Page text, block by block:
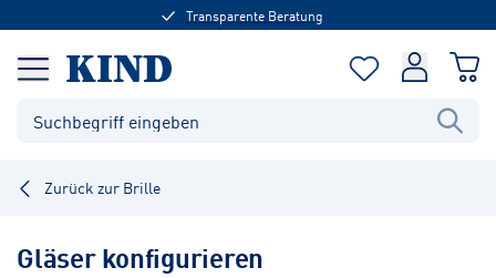
Transparente Beratung
Zurück zur Brille
Gläser konfigurieren